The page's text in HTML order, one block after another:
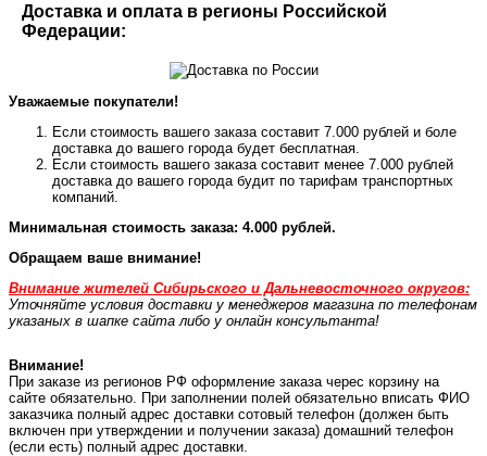
Доставка и оплата в регионы Российской
Федерации:
Уважаемые покупатели!
Если стоимость вашего заказа составит 7.000 рублей и боле
доставка до вашего города будет бесплатная.
Если стоимость вашего заказа составит менее 7.000 рублей
доставка до вашего города будит по тарифам транспортных
компаний.
Минимальная стоимость заказа: 4.000 рублей.
Обращаем ваше внимание!
Внимание жителей Сибирьского и Дальневосточного округов:
Уточняйте условия доставки у менеджеров магазина по телефонам
указаных в шапке сайта либо у онлайн консультанта!
Внимание!
При заказе из регионов РФ оформление заказа черес корзину на
сайте обязательно. При заполнении полей обязательно вписать ФИО
заказчика полный адрес доставки сотовый телефон (должен быть
включен при утверждении и получении заказа) домашний телефон
(если есть) полный адрес доставки.